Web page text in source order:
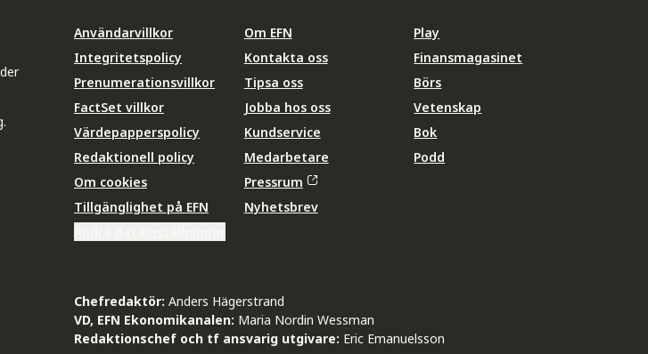
Användarvillkor
Integritetspolicy
Prenumerationsvillkor
FactSet villkor
Värdepapperspolicy
Redaktionell policy
Om cookies
Tillgänglighet på EFN
Om EFN
Kontakta oss
Tipsa oss
Jobba hos oss
Kundservice
Medarbetare
Pressrum
Nyhetsbrev
Play
Finansmagasinet
Börs
Vetenskap
Bok
Podd
Chefredaktör: Anders Hägerstrand
VD, EFN Ekonomikanalen: Maria Nordin Wessman
Redaktionschef och tf ansvarig utgivare: Eric Emanuelsson